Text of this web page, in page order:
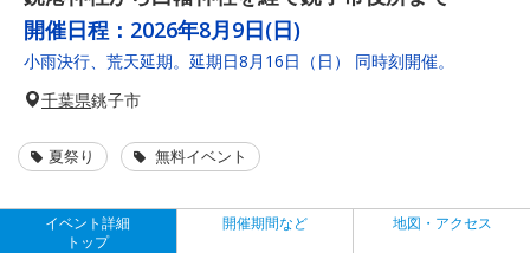
開催日程： 2026年8月9日(日)
小雨決行、荒天延期。延期日8月16日（日） 同時刻開催。
千葉県銚子市
夏祭り 無料イベント
イベント詳細
トップ
開催期間など 地図・アクセス